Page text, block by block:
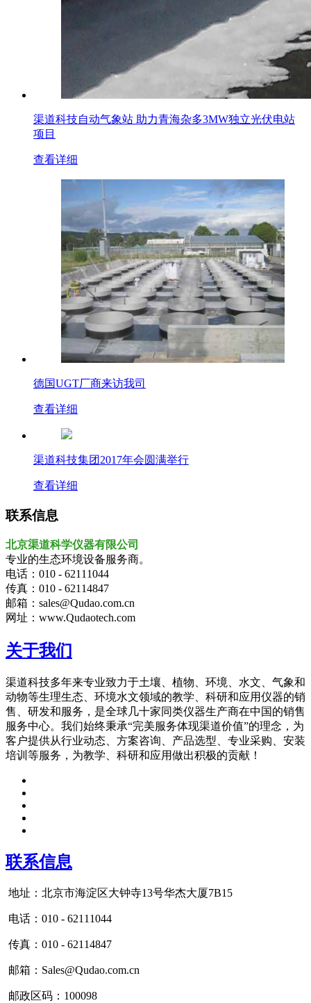
渠道科技自动气象站 助力青海杂多3MW独立光伏电站
项目
查看详细
德国UGT厂商来访我司
查看详细
渠道科技集团2017年会圆满举行
查看详细
联系信息
北京渠道科学仪器有限公司
专业的生态环境设备服务商。
电话：010 - 62111044
传真：010 - 62114847
邮箱：sales@Qudao.com.cn
网址：www.Qudaotech.com
关于我们
渠道科技多年来专业致力于土壤、植物、环境、水文、气象和
动物等生理生态、环境水文领域的教学、科研和应用仪器的销
售、研发和服务，是全球几十家同类仪器生产商在中国的销售
服务中心。我们始终秉承“完美服务体现渠道价值”的理念，为
客户提供从行业动态、方案咨询、产品选型、专业采购、安装
培训等服务，为教学、科研和应用做出积极的贡献！
联系信息
地址：北京市海淀区大钟寺13号华杰大厦7B15
电话：010 - 62111044
传真：010 - 62114847
邮箱：Sales@Qudao.com.cn
邮政区码：100098